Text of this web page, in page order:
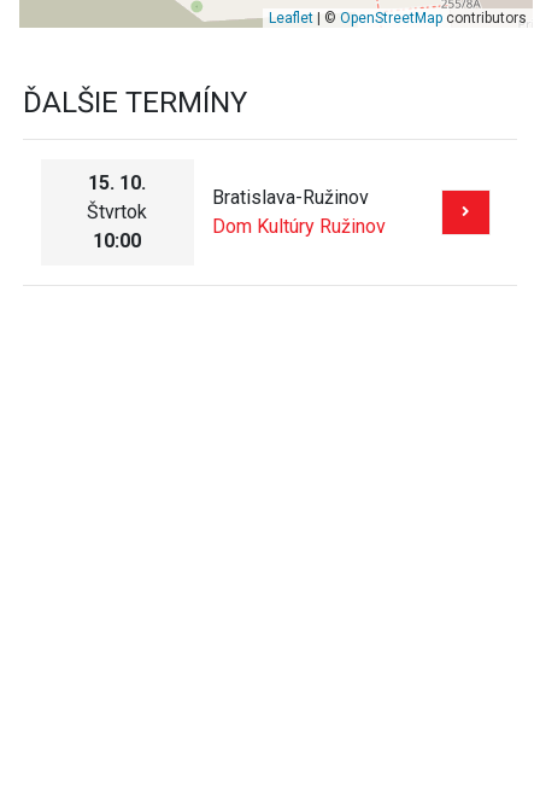
Leaflet| © OpenStreetMapcontributors
ĎALŠIE TERMÍNY
15. 10.
Štvrtok
10:00
Bratislava-Ružinov
Dom Kultúry Ružinov